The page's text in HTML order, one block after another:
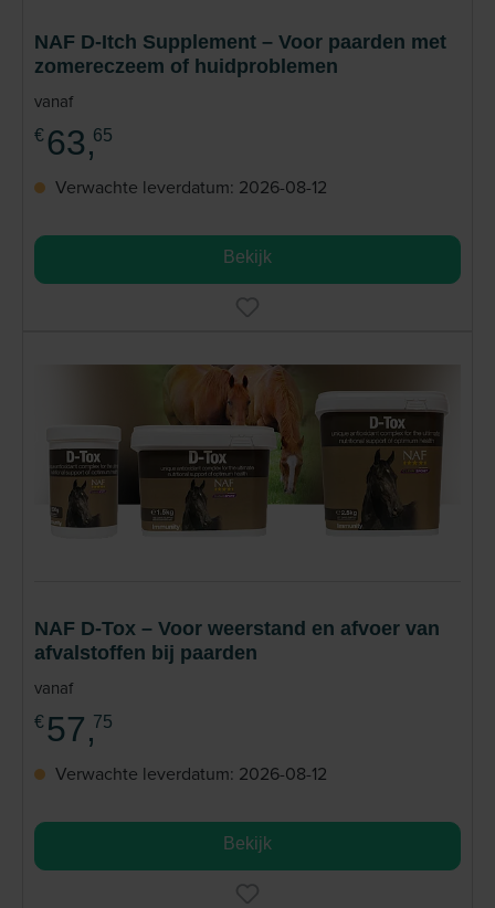
NAF D-Itch Supplement – Voor paarden met
zomereczeem of huidproblemen
vanaf
€ 63,65
Verwachte leverdatum: 2026-08-12
Bekijk
NAF D-Tox – Voor weerstand en afvoer van
afvalstoffen bij paarden
vanaf
€ 57,75
Verwachte leverdatum: 2026-08-12
Bekijk